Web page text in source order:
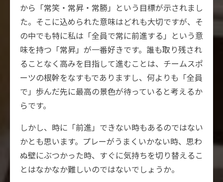
から「常笑・常昇・常勝」という目標が示されまし
た。そこに込められた意味はどれも大切ですが、そ
の中でも特に私は「全員で常に前進する」という意
味を持つ「常昇」が一番好きです。誰も取り残され
ることなく高みを目指して進むことは、チームスポ
ーツの根幹をなすもでありますし、何よりも「全員
で」歩んだ先に最高の景色が待っていると考えるか
らです。
しかし、時に「前進」できない時もあるのではない
かとも思います。プレーがうまくいかない時、思わ
ぬ壁にぶつかった時、すぐに気持ちを切り替えるこ
とはなかなか難しいのではないでしょうか。